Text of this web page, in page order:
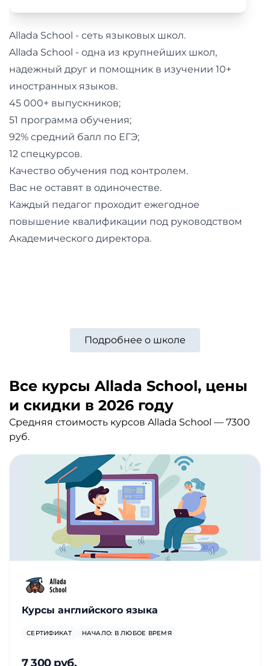
Allada School - сеть языковых школ.
Allada School - одна из крупнейших школ,
надежный друг и помощник в изучении 10+
иностранных языков.
45 000+ выпускников;
51 программа обучения;
92% средний балл по ЕГЭ;
12 спецкурсов.
Качество обучения под контролем.
Вас не оставят в одиночестве.
Каждый педагог проходит ежегодное
повышение квалификации под руководством
Академического директора.
Подробнее о школе
Все курсы Allada School, цены
и скидки в 2026 году
Средняя стоимость курсов Allada School — 7300
руб.
Курсы английского языка
СЕРТИФИКАТ НАЧАЛО: В ЛЮБОЕ ВРЕМЯ
7 300 руб.
Красота,
здоровье,
фитнес
Психология
саморазвитие
Прочее
Репетиторы